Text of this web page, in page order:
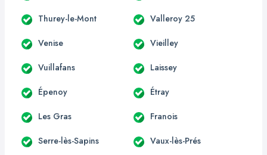
Thurey-le-Mont Valleroy 25
Venise Vieilley
Vuillafans Laissey
Épenoy Étray
Les Gras Franois
Serre-lès-Sapins Vaux-lès-Prés